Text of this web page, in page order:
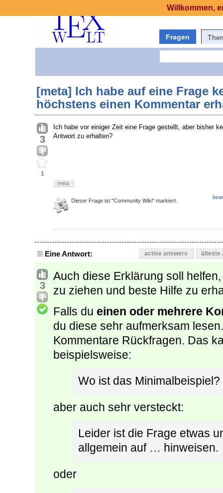
Fragen
[meta] Ich habe auf eine Frage
höchstens einen Kommentar
3
1
Ich habe vor einiger Zeit eine Frage gestellt, aber bisher
Antwort zu erhalten?
meta
Dieser Frage ist "Community Wiki" markiert.
Eine Antwort: active answers älteste
3
Auch diese Erklärung soll
zu ziehen und beste Hilfe zu
Falls du einen oder mehrere
du diese sehr aufmerksam
Kommentare Rückfragen. Das
beispielsweise:
Wo ist das Minimalbeispiel?
aber auch sehr versteckt:
Leider ist die Frage etwas
allgemein auf … hinweisen.
oder
Willkommen,